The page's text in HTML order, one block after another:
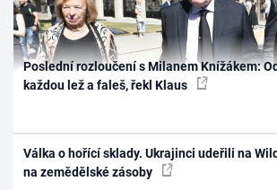
Poslední rozloučení s Milanem Knížákem:
každou lež a faleš, řekl Klaus
Válka o hořící sklady. Ukrajinci udeřili na
na zemědělské zásoby